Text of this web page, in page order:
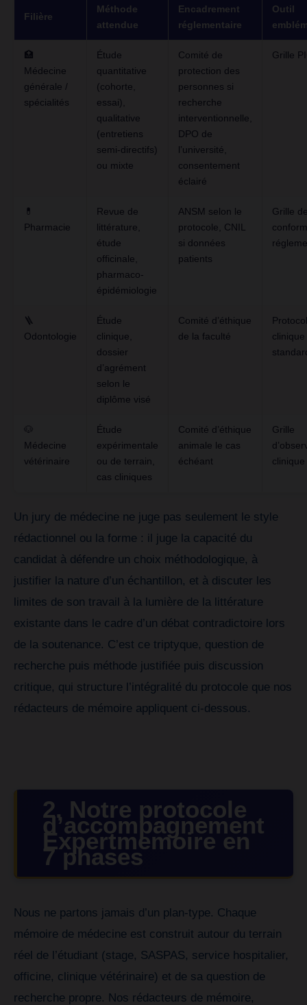
Filière
Méthode
attendue
Encadrement
réglementaire
Outil
🏥
Médecine
générale /
spécialités
Étude
quantitative
(cohorte,
essai),
qualitative
(entretiens
semi-directifs)
ou mixte
Comité de
protection des
personnes si
recherche
interventionnelle,
DPO de
l’université,
consentement
éclairé
Grille
💊
Pharmacie
Revue de
littérature,
étude
officinale,
pharmaco-
épidémiologie
ANSM selon le
protocole, CNIL
si données
patients
Grille
🪜
Odontologie
Étude
clinique,
dossier
d’agrément
selon le
diplôme visé
Comité d’éthique
de la faculté
clinique
🐶
Médecine
vétérinaire
Étude
expérimentale
ou de terrain,
cas cliniques
Comité d’éthique
animale le cas
échéant
Grille
clinique
Un jury de médecine ne juge pas seulement le style
rédactionnel ou la forme : il juge la capacité du
candidat à défendre un choix méthodologique, à
justifier la nature d’un échantillon, et à discuter les
limites de son travail à la lumière de la littérature
existante dans le cadre d’un débat contradictoire lors
de la soutenance. C’est ce triptyque, question de
recherche puis méthode justifiée puis discussion
critique, qui structure l’intégralité du protocole que nos
rédacteurs de mémoire appliquent ci-dessous.
2. Notre protocole
d’accompagnement
Expertmemoire en
7 phases
Nous ne partons jamais d’un plan-type. Chaque
mémoire de médecine est construit autour du terrain
réel de l’étudiant (stage, SASPAS, service hospitalier,
officine, clinique vétérinaire) et de sa question de
recherche propre. Nos rédacteurs de mémoire,